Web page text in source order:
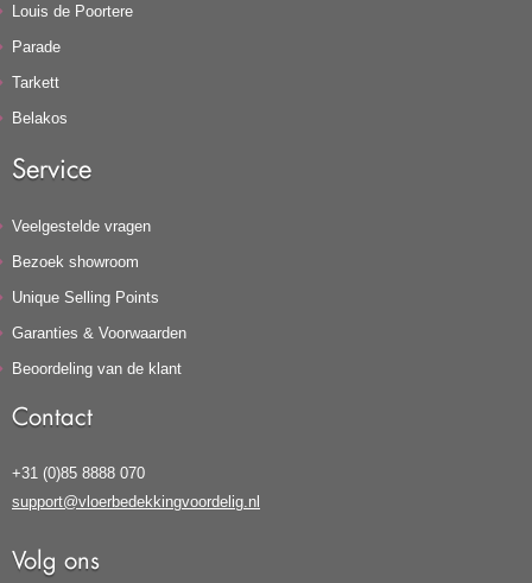
Louis de Poortere
Parade
Tarkett
Belakos
Service
Veelgestelde vragen
Bezoek showroom
Unique Selling Points
Garanties & Voorwaarden
Beoordeling van de klant
Contact
+31 (0)85 8888 070
support@vloerbedekkingvoordelig.nl
Volg ons